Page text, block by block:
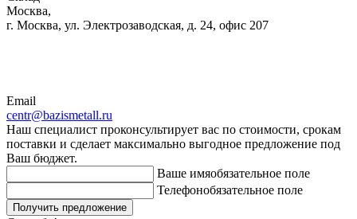
Москва,
г. Москва, ул. Электрозаводская, д. 24, офис 207
Email
centr@bazismetall.ru
Наш специалист проконсультирует вас по стоимости, срокам
поставки и сделает максимально выгодное предложение под
Ваш бюджет.
Ваше имяобязательное поле
Телефонобязательное поле
Получить предложение